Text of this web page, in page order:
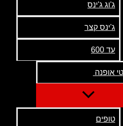
ג'וג ג'ינס
ג'ינס קצר
עד 600
אופנה
טופים